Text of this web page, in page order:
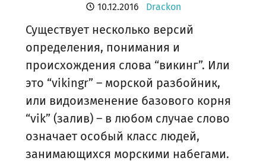
10.12.2016 Drackon
Существует несколько версий
определения, понимания и
происхождения слова “викинг”. Или
это “vikingr” – морской разбойник,
или видоизменение базового корня
“vik” (залив) – в любом случае слово
означает особый класс людей,
занимающихся морскими набегами.